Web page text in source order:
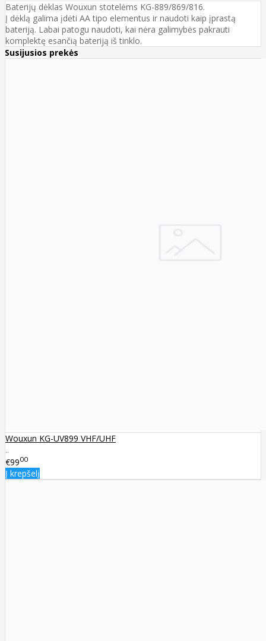
Baterijų dėklas Wouxun stotelėms KG-889/869/816.
Į dėklą galima įdėti AA tipo elementus ir naudoti kaip įprastą
bateriją. Labai patogu naudoti, kai nėra galimybės pakrauti
komplektę esančią bateriją iš tinklo.
Susijusios prekės
Wouxun KG-UV899 VHF/UHF
..
€9900
Į krepšelį